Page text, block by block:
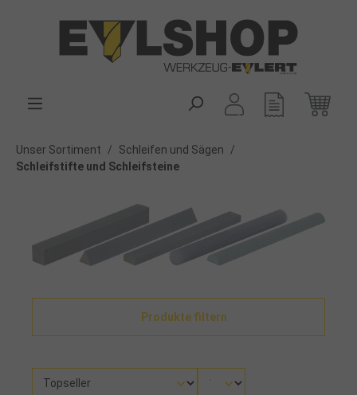
Unser Sortiment / Schleifen und Sägen
/
Schleifstifte und Schleifsteine
Produkte filtern